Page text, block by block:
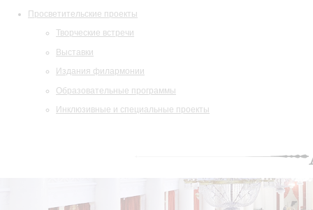
Просветительские проекты
Творческие встречи
Выставки
Издания филармонии
Образовательные программы
Инклюзивные и специальные проекты